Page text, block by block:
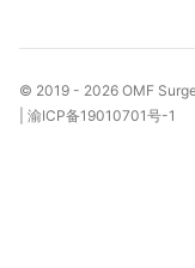
© 2019 - 2026 OMF
渝ICP备19010701号-1